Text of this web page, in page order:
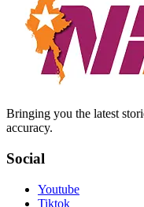
Bringing you the latest
accuracy.
Social
Youtube
Tiktok